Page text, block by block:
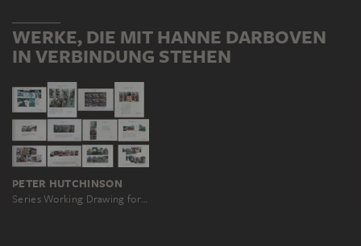
WERKE, DIE MIT HANNE DARBOVEN
IN VERBINDUNG STEHEN
PETER HUTCHINSON
Series Working Drawing for "Year"